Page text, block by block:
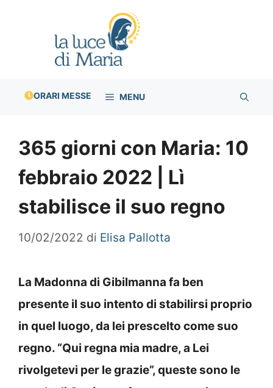
ORARI MESSE MENU
365 giorni con Maria: 10
febbraio 2022 | Lì
stabilisce il suo regno
10/02/2022 di Elisa Pallotta
La Madonna di Gibilmanna fa ben
presente il suo intento di stabilirsi proprio
in quel luogo, da lei prescelto come suo
regno. “Qui regna mia madre, a Lei
rivolgetevi per le grazie”, queste sono le